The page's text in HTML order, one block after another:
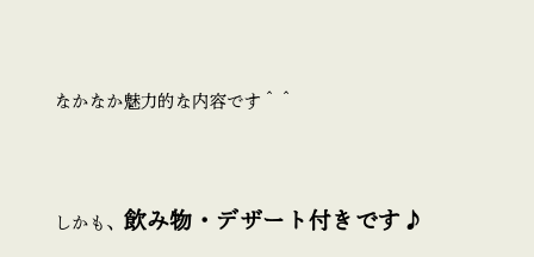
なかなか魅力的な内容です＾＾
しかも、 飲み物・デザート付きです♪